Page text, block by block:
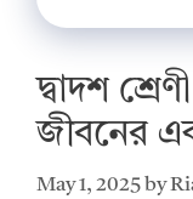
দ্বাদশ
জীবনের
May 1, 2025 by